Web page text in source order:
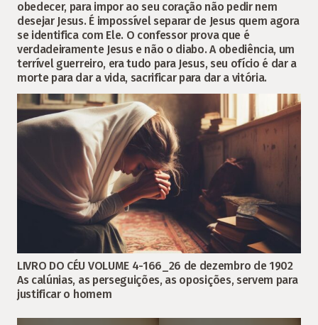
obedecer, para impor ao seu coração não pedir nem
desejar Jesus. É impossível separar de Jesus quem agora
se identifica com Ele. O confessor prova que é
verdadeiramente Jesus e não o diabo. A obediência, um
terrível guerreiro, era tudo para Jesus, seu ofício é dar a
morte para dar a vida, sacrificar para dar a vitória.
LIVRO DO CÉU VOLUME 4-166_26 de dezembro de 1902
As calúnias, as perseguições, as oposições, servem para
justificar o homem